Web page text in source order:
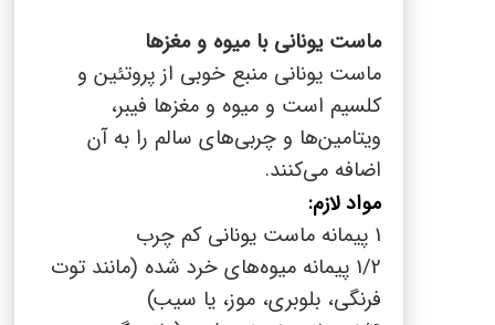
ماست یونانی با میوه و مغزها
ماست یونانی منبع خوبی از پروتئین و
کلسیم است و میوه و مغزها فیبر،
ویتامین‌ها و چربی‌های سالم را به آن
اضافه می‌کنند.
مواد لازم:
1 پیمانه ماست یونانی کم چرب
1/2 پیمانه میوه‌های خرد شده (مانند توت
فرنگی، بلوبری، موز، یا سیب)